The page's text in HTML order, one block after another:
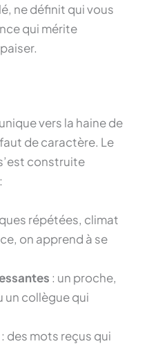
ne définit qui vous
qui mérite
vers la haine de
de caractère. Le
construite
répétées, climat
on apprend à se
: un proche,
un collègue qui
des mots reçus qui